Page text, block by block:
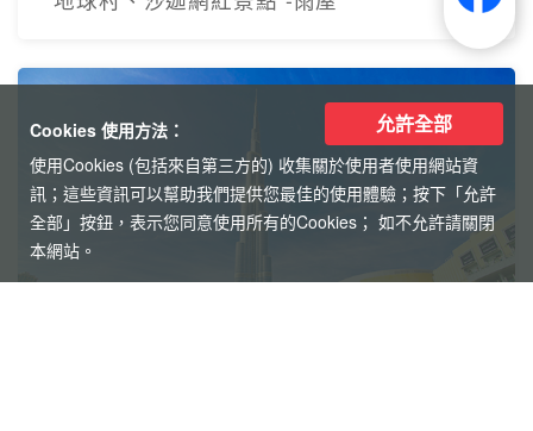
Cookies 使用方法：
使用Cookies (包括來自第三方的) 收集關於使用者使用網站資
訊；這些資訊可以幫助我們提供您最佳的使用體驗；按下「允許
全部」按鈕，表示您同意使用所有的Cookies； 如不允許請關閉
本網站。
允許全部